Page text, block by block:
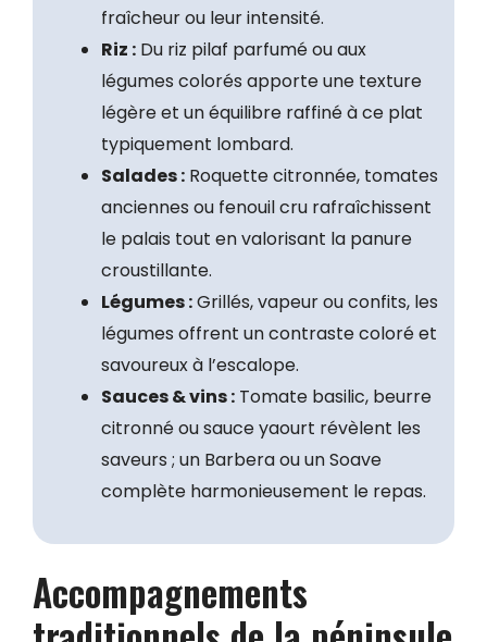
fraîcheur ou leur intensité.
Riz : Du riz pilaf parfumé ou aux
légumes colorés apporte une texture
légère et un équilibre raffiné à ce plat
typiquement lombard.
Salades : Roquette citronnée, tomates
anciennes ou fenouil cru rafraîchissent
le palais tout en valorisant la panure
croustillante.
Légumes :Grillés, vapeur ou confits, les
légumes offrent un contraste coloré et
savoureux à l’escalope.
Sauces & vins : Tomate basilic, beurre
citronné ou sauce yaourt révèlent les
saveurs ; un Barbera ou un Soave
complète harmonieusement le repas.
Accompagnements